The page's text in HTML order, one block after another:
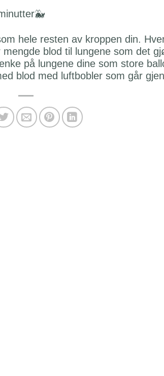
hele resten av kroppen din.
blod til lungene som det
på lungene dine som store
blod med luftbobler som går